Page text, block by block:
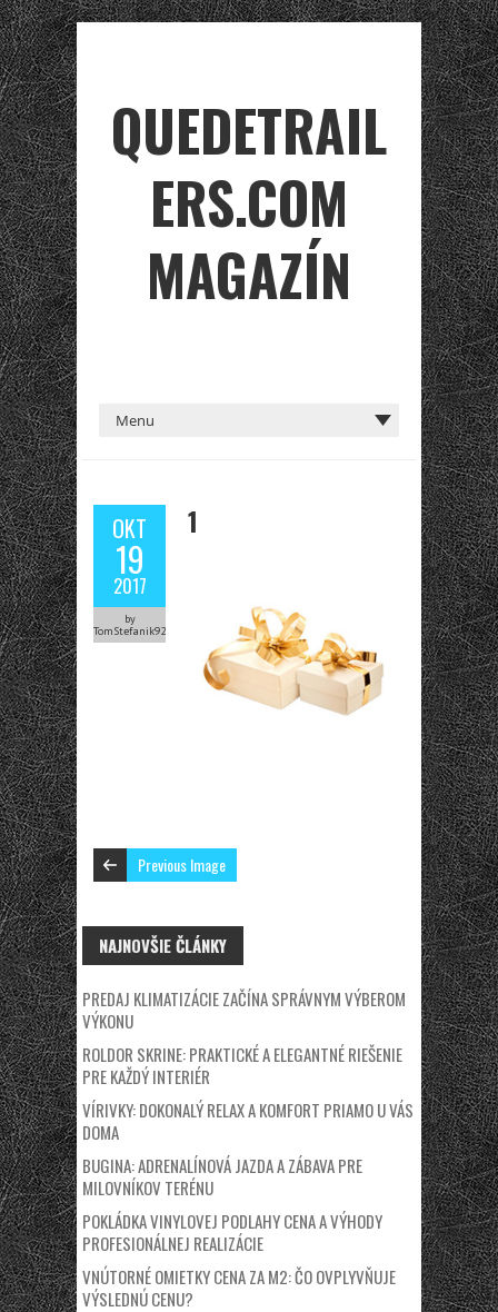
QUEDETRAIL
ERS.COM
MAGAZÍN
OKT
19
2017
by
TomStefanik92
1
Previous Image
NAJNOVŠIE ČLÁNKY
PREDAJ KLIMATIZÁCIE ZAČÍNA SPRÁVNYM VÝBEROM
VÝKONU
ROLDOR SKRINE: PRAKTICKÉ A ELEGANTNÉ RIEŠENIE
PRE KAŽDÝ INTERIÉR
VÍRIVKY: DOKONALÝ RELAX A KOMFORT PRIAMO U VÁS
DOMA
BUGINA: ADRENALÍNOVÁ JAZDA A ZÁBAVA PRE
MILOVNÍKOV TERÉNU
POKLÁDKA VINYLOVEJ PODLAHY CENA A VÝHODY
PROFESIONÁLNEJ REALIZÁCIE
VNÚTORNÉ OMIETKY CENA ZA M2: ČO OVPLYVŇUJE
VÝSLEDNÚ CENU?